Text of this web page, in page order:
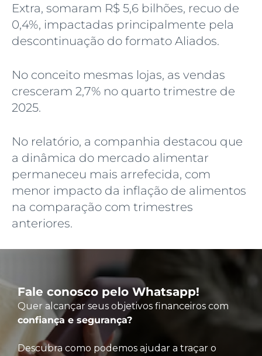
Extra, somaram R$ 5,6 bilhões, recuo de
0,4%, impactadas principalmente pela
descontinuação do formato Aliados.
No conceito mesmas lojas, as vendas
cresceram 2,7% no quarto trimestre de
2025.
No relatório, a companhia destacou que
a dinâmica do mercado alimentar
permaneceu mais arrefecida, com
menor impacto da inflação de alimentos
na comparação com trimestres
anteriores.
Fale conosco pelo Whatsapp!
Quer alcançar seus objetivos financeiros com
confiança e segurança?
Descubra como podemos ajudar a traçar o